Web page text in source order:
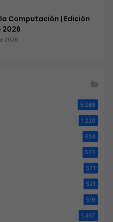
Computación | Edición
2026
2026
5.088
1.220
654
572
571
521
519
1.467